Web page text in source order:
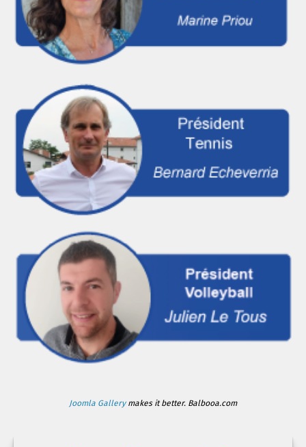
Joomla Gallerymakes it better. Balbooa.com